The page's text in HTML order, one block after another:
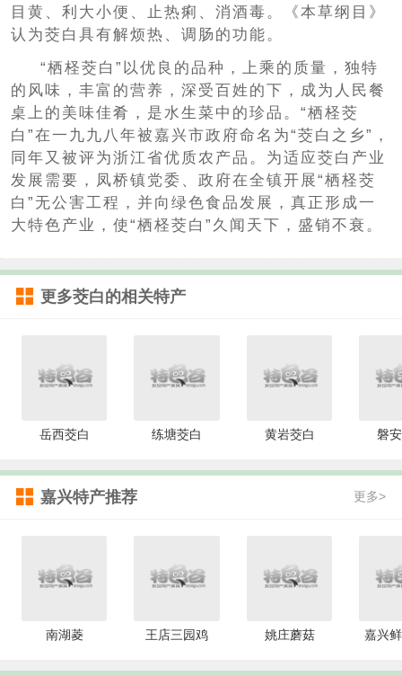
目黄、利大小便、止热痢、消酒毒。《本草纲目》
认为茭白具有解烦热、调肠的功能。
“栖柽茭白”以优良的品种，上乘的质量，独特
的风味，丰富的营养，深受百姓的下，成为人民餐
桌上的美味佳肴，是水生菜中的珍品。“栖柽茭
白”在一九九八年被嘉兴市政府命名为“茭白之乡”，
同年又被评为浙江省优质农产品。为适应茭白产业
发展需要，凤桥镇党委、政府在全镇开展“栖柽茭
白”无公害工程，并向绿色食品发展，真正形成一
大特色产业，使“栖柽茭白”久闻天下，盛销不衰。
更多茭白的相关特产
岳西茭白 练塘茭白 黄岩茭白 磐
嘉兴特产推荐 更多>
南湖菱 王店三园鸡 姚庄蘑菇 嘉兴